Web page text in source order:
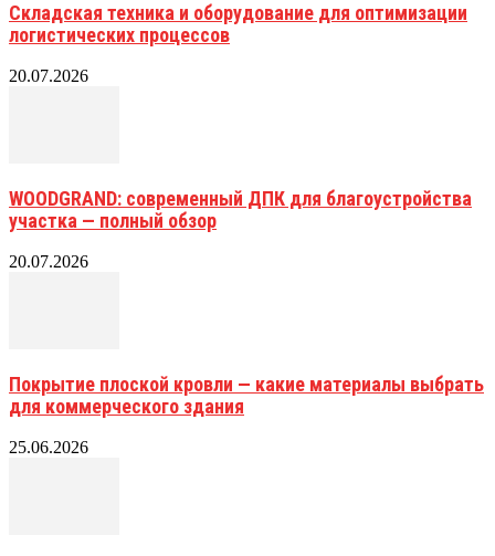
Складская техника и оборудование для оптимизации
логистических процессов
20.07.2026
WOODGRAND: современный ДПК для благоустройства
участка — полный обзор
20.07.2026
Покрытие плоской кровли — какие материалы выбрать
для коммерческого здания
25.06.2026